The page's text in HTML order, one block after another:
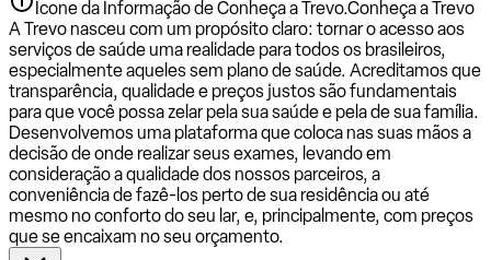
Ícone da Informação de Conheça a Trevo.Conheça a Trevo
A Trevo nasceu com um propósito claro: tornar o acesso aos
serviços de saúde uma realidade para todos os brasileiros,
especialmente aqueles sem plano de saúde. Acreditamos que
transparência, qualidade e preços justos são fundamentais
para que você possa zelar pela sua saúde e pela de sua família.
Desenvolvemos uma plataforma que coloca nas suas mãos a
decisão de onde realizar seus exames, levando em
consideração a qualidade dos nossos parceiros, a
conveniência de fazê-los perto de sua residência ou até
mesmo no conforto do seu lar, e, principalmente, com preços
que se encaixam no seu orçamento.